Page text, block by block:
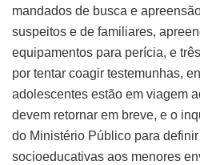
mandados de busca e
suspeitos e de familiares,
equipamentos para perícia, e
por tentar coagir testemunhas,
adolescentes estão em viagem
devem retornar em breve, e o
do Ministério Público para
socioeducativas aos menores